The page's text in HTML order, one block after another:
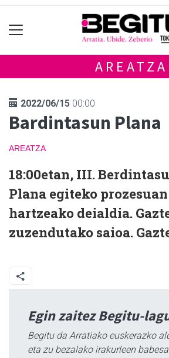
AREATZA
2022/06/15 00:00
Bardintasun Plana
AREATZA
18:00etan, III.
Plana egiteko
hartzeako deialdia.
zuzendutako saioa.
Egin zaitez Begitu-
Begitu da Arratiako euskerazko
eta zu bezalako irakurleen